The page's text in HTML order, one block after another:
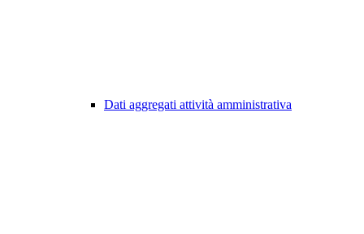
Dati aggregati attività amministrativa